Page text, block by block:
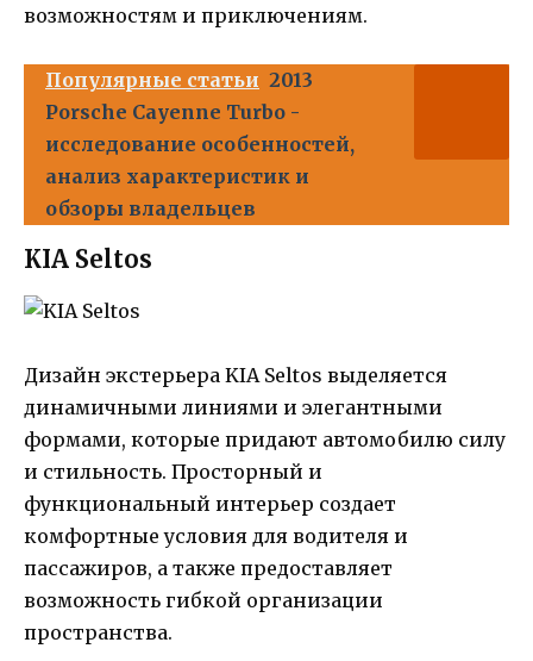
возможностям и приключениям.
Популярные статьи 2013
Porsche Cayenne Turbo -
исследование особенностей,
анализ характеристик и
обзоры владельцев
KIA Seltos
Дизайн экстерьера KIA Seltos выделяется
динамичными линиями и элегантными
формами, которые придают автомобилю силу
и стильность. Просторный и
функциональный интерьер создает
комфортные условия для водителя и
пассажиров, а также предоставляет
возможность гибкой организации
пространства.